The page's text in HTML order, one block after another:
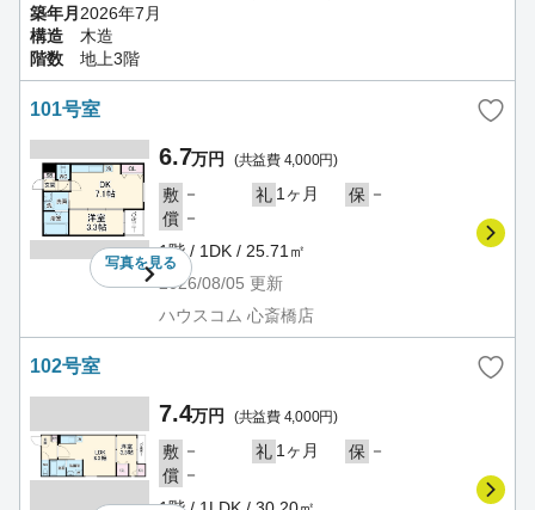
築年月 2026年7月
構造
木造
階数
地上3階
101号室
写真を見る
6.7万円 (共益費 4,000円)
敷 － 礼 1ヶ月 保 －
償 －
1階 / 1DK / 25.71㎡
2026/08/05 更新
ハウスコム 心斎橋店
102号室
7.4万円 (共益費 4,000円)
敷 － 礼 1ヶ月 保 －
償 －